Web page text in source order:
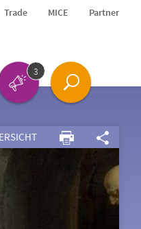
Trade MICE Partner
3